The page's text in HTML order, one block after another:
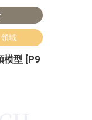
域
模型 [P9